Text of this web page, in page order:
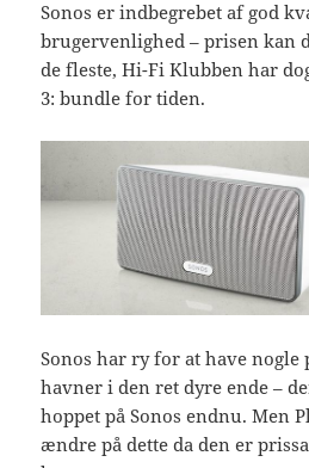
Sonos er indbegrebet af god
brugervenlighed – prisen kan
de fleste, Hi-Fi Klubben har
3: bundle for tiden.
Sonos har ry for at have
havner i den ret dyre ende –
hoppet på Sonos endnu. Men
ændre på dette da den er